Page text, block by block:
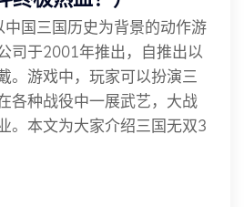
中国三国历史为背景的动作游
司于2001年推出，自推出以
。游戏中，玩家可以扮演三
各种战役中一展武艺，大战
。本文为大家介绍三国无双3